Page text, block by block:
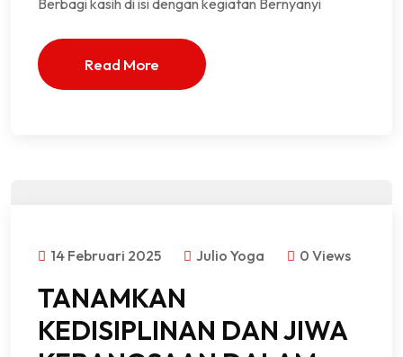
Berbagi kasih di isi dengan kegiatan Bernyanyi
Read More
14 Februari 2025 Julio Yoga 0 Views
TANAMKAN
KEDISIPLINAN DAN JIWA